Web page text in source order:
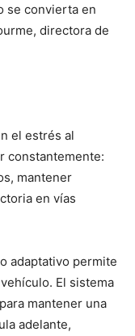
se convierta en
directora de
el estrés al
constantemente:
mantener
en vías
adaptativo permite
El sistema
mantener una
adelante,